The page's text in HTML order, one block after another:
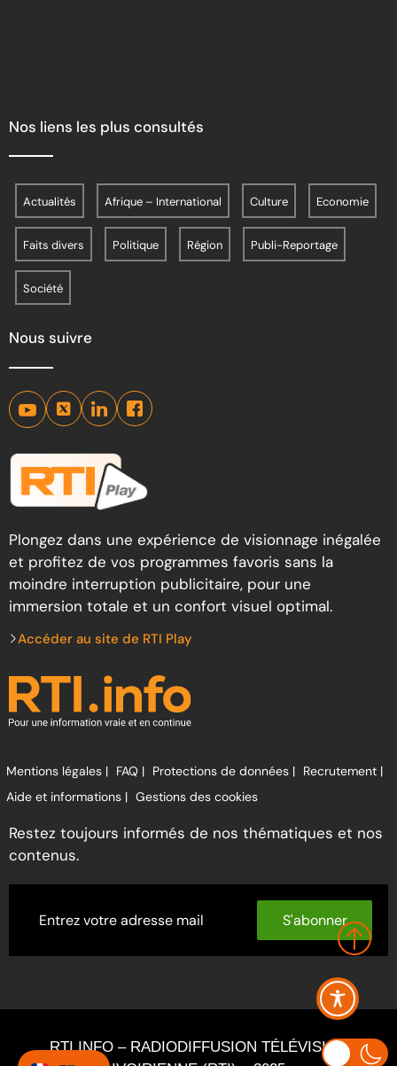
Nos liens les plus consultés
Actualités Afrique – International Culture Economie
Faits divers Politique Région Publi-Reportage
Société
Nous suivre
Plongez dans une expérience de visionnage inégalée
et profitez de vos programmes favoris sans la
moindre interruption publicitaire, pour une
immersion totale et un confort visuel optimal.
Accéder au site de RTI Play
Mentions légales | FAQ | Protections de données | Recrutement |
Aide et informations | Gestions des cookies
Restez toujours informés de nos thématiques et nos
contenus.
S'abonner
RTI INFO – RADIODIFFUSION TÉLÉVISION